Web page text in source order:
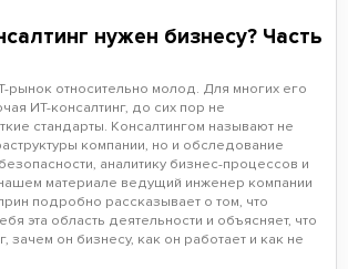
нужен бизнесу? Часть
рынок относительно молод. Для многих его
ИТ-консалтинг, до сих пор не
стандарты. Консалтингом называют не
компании, но и обследование
аналитику бизнес-процессов и
материале ведущий инженер компании
подробно рассказывает о том, что
эта область деятельности и объясняет, что
зачем он бизнесу, как он работает и как не